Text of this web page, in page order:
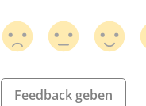
Feedback geben